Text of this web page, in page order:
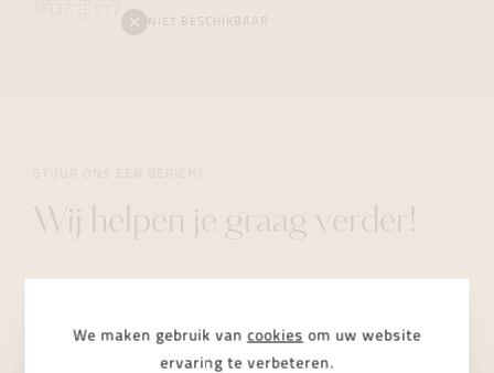
NIET BESCHIKBAAR
Wij helpen je graag verder!
helpen u zo snel mogelijk verder."
We maken gebruik van cookies om uw website
ervaring te verbeteren.